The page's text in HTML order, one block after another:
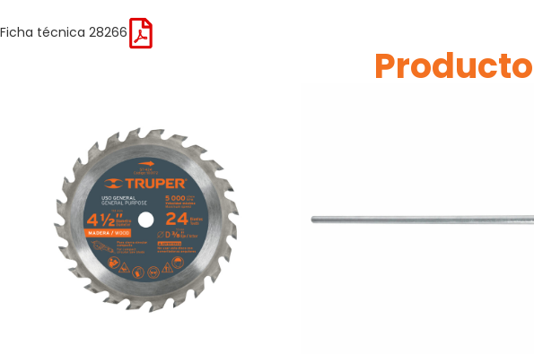
Ficha técnica 28266